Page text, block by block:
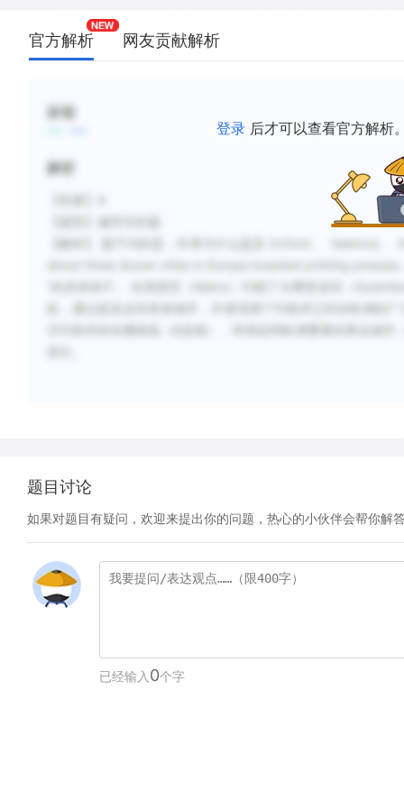
官方解析 网友贡献解析
登录 后才可以查看官方解析
标签
解析
题目讨论
如果对题目有疑问，欢迎来提出你的问题，热心的小伙伴会帮你解
已经输入 0个字